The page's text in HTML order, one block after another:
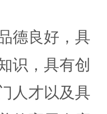
德良好，具
识，具有创
人才以及具